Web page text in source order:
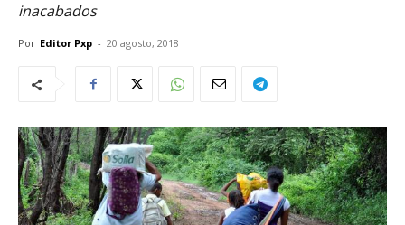
inacabados
Por Editor Pxp - 20 agosto, 2018